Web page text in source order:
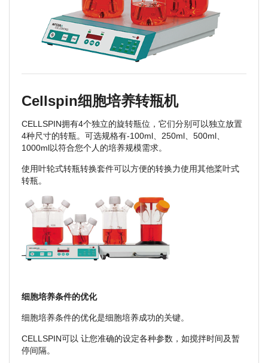
Cellspin细胞培养转瓶机
CELLSPIN拥有4个独立的旋转瓶位，它们分别可以独立放置
4种尺寸的转瓶。可选规格有-100ml、250ml、500ml、
1000ml以符合您个人的培养规模需求。
使用叶轮式转瓶转换套件可以方便的转换力使用其他桨叶式
转瓶。
细胞培养条件的优化
细胞培养条件的优化是细胞培养成功的关键。
CELLSPIN可以 让您准确的设定各种参数，如搅拌时间及暂
停间隔。